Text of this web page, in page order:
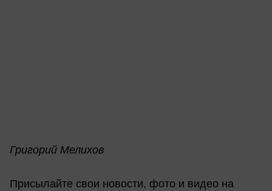
Григорий Мелихов
Присылайте свои новости, фото и видео на